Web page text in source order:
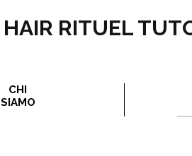
HAIR RITUEL
CHI
SIAMO